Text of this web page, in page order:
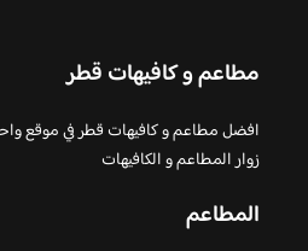
مطاعم و كافيهات قطر
افضل مطاعم و كافيهات قطر في موقع
زوار المطاعم و الكافيهات
المطاعم